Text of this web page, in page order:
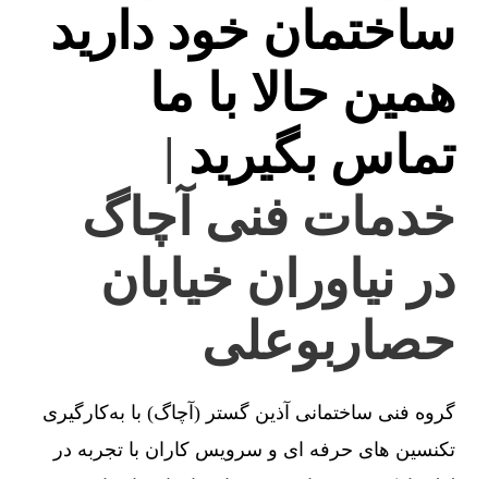
ساختمان خود دارید
همین حالا با ما
تماس بگیرید |
خدمات فنی آچاگ
در نیاوران خیابان
حصاربوعلی
گروه فنی ساختمانی آذین گستر (آچاگ) با به‌کارگیری
تکنسین های حرفه ای و سرویس کاران با تجربه در